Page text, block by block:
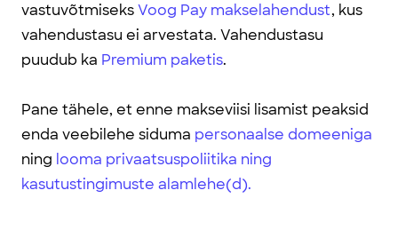
vastuvõtmiseksVoog Pay makselahendust, kus
vahendustasu ei arvestata. Vahendustasu
puudub ka Premium paketis.
Pane tähele, et enne makseviisi lisamist peaksid
enda veebilehe siduma personaalse domeeniga
ning looma privaatsuspoliitika ning
kasutustingimuste alamlehe(d).